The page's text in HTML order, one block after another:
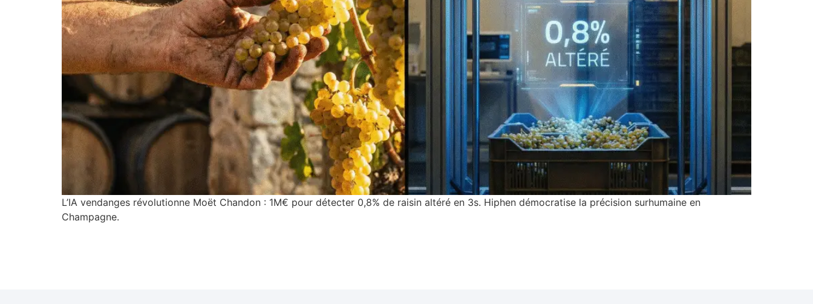
L’IA vendanges révolutionne Moët Chandon : 1M€ pour détecter 0,8% de raisin altéré en 3s. Hiphen démocratise la précision surhumaine en
Champagne.